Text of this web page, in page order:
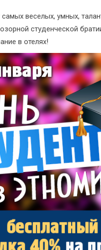
веселых, умных,
студенческой
в отелях!